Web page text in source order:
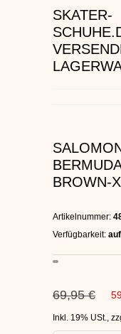
SKATER-
BROWN-X
Artikelnummer:
Verfügbarkeit:
69,95 €
Inkl. 19% USt.,